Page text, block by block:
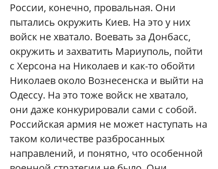
России, конечно, провальная. Они
пытались окружить Киев. На это у них
войск не хватало. Воевать за Донбасс,
окружить и захватить Мариуполь, пойти
с Херсона на Николаев и как-то обойти
Николаев около Вознесенска и выйти на
Одессу. На это тоже войск не хватало,
они даже конкурировали сами с собой.
Российская армия не может наступать на
таком количестве разбросанных
направлений, и понятно, что особенной